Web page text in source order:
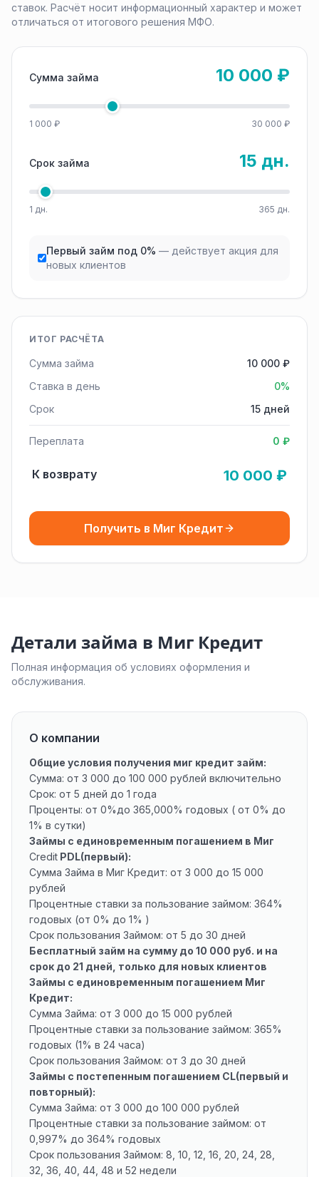
ставок. Расчёт носит информационный характер и может
отличаться от итогового решения МФО.
Сумма займа 10 000 ₽
1 000 ₽ 30 000 ₽
Срок займа 15 дн.
1 дн. 365 дн.
Первый займ под 0% — действует акция для
новых клиентов
ИТОГ РАСЧЁТА
Сумма займа
10 000 ₽
Ставка в день
0%
Срок
15 дней
Переплата 0 ₽
К возврату 10 000 ₽
Получить в Миг Кредит
Детали займа в Миг Кредит
Полная информация об условиях оформления и
обслуживания.
О компании
Общие условия получения миг кредит займ:
Сумма: от 3 000 до 100 000 рублей включительно
Срок: от 5 дней до 1 года
Проценты: от 0%до 365,000% годовых ( от 0% до
1% в сутки)
Займы с единовременным погашением в Миг
Credit PDL(первый):
Сумма Займа в Миг Кредит: от 3 000 до 15 000
рублей
Процентные ставки за пользование займом: 364%
годовых (от 0% до 1% )
Срок пользования Займом: от 5 до 30 дней
Бесплатный займ на сумму до 10 000 руб. и на
срок до 21 дней, только для новых клиентов
Займы с единовременным погашением Миг
Кредит:
Сумма Займа: от 3 000 до 15 000 рублей
Процентные ставки за пользование займом: 365%
годовых (1% в 24 часа)
Срок пользования Займом: от 3 до 30 дней
Займы с постепенным погашением CL(первый и
повторный):
Сумма Займа: от 3 000 до 100 000 рублей
Процентные ставки за пользование займом: от
0,997% до 364% годовых
Срок пользования Займом: 8, 10, 12, 16, 20, 24, 28,
32, 36, 40, 44, 48 и 52 недели